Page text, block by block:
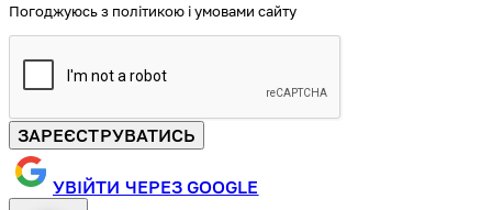
Погоджуюсь з політикою і умовами сайту
ЗАРЕЄСТРУВАТИСЬ
УВІЙТИ ЧЕРЕЗ GOOGLE